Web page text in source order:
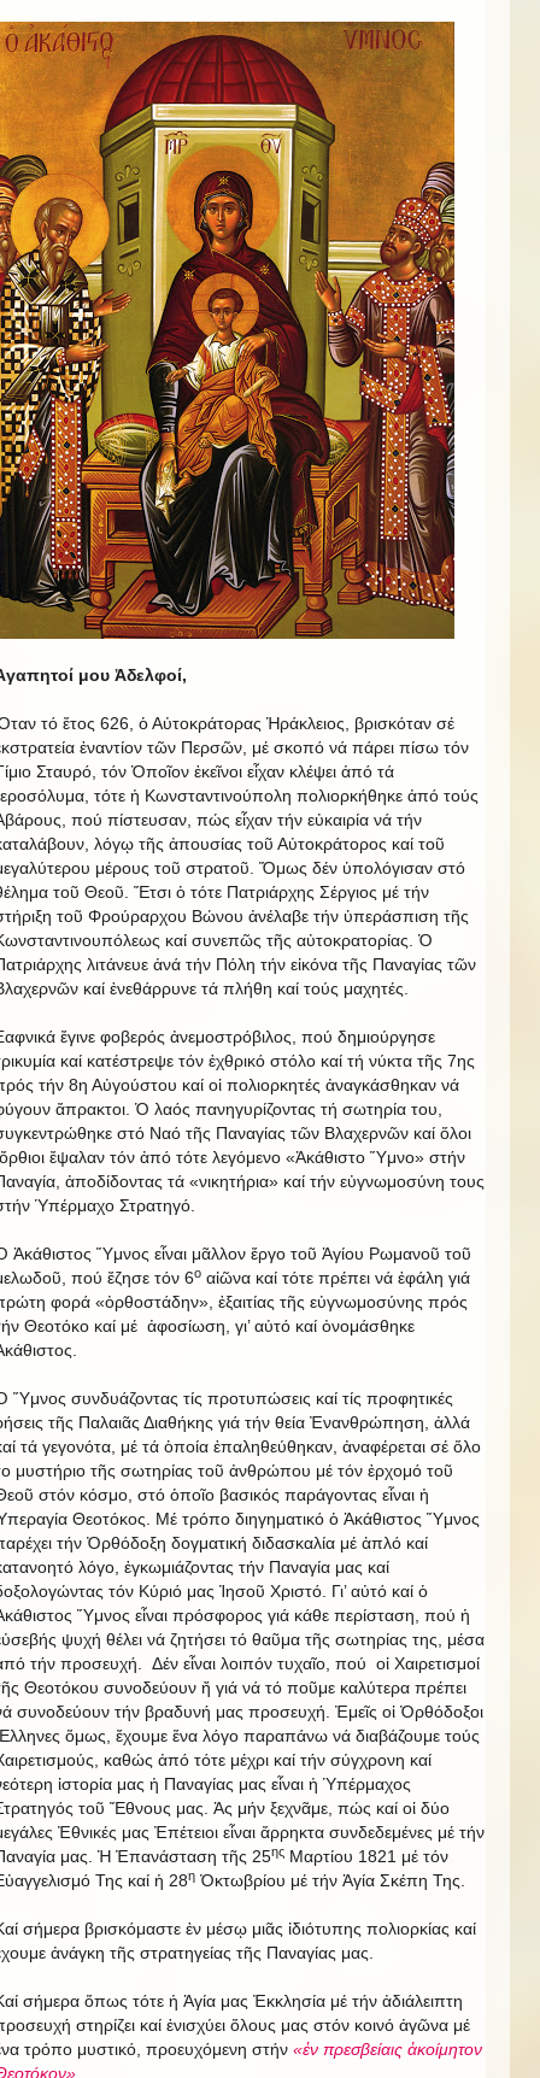
μου Ἀδελφοί,
τό ἔτος 626, ὁ Αὐτοκράτορας Ἡράκλειος, βρισκόταν σέ
ἐναντίον τῶν Περσῶν, μέ σκοπό νά πάρει πίσω τόν
Σταυρό, τόν Ὁποῖον ἐκεῖνοι εἶχαν κλέψει ἀπό τά
τότε ἡ Κωνσταντινούπολη πολιορκήθηκε ἀπό τούς
πού πίστευσαν, πώς εἶχαν τήν εὐκαιρία νά τήν
λόγῳ τῆς ἀπουσίας τοῦ Αὐτοκράτορος καί τοῦ
μέρους τοῦ στρατοῦ. Ὅμως δέν ὑπολόγισαν στό
τοῦ Θεοῦ. Ἔτσι ὁ τότε Πατριάρχης Σέργιος μέ τήν
τοῦ Φρούραρχου Βώνου ἀνέλαβε τήν ὑπεράσπιση τῆς
καί συνεπῶς τῆς αὐτοκρατορίας. Ὁ
λιτάνευε ἀνά τήν Πόλη τήν εἰκόνα τῆς Παναγίας τῶν
καί ἐνεθάρρυνε τά πλήθη καί τούς μαχητές.
ἔγινε φοβερός ἀνεμοστρόβιλος, πού δημιούργησε
καί κατέστρεψε τόν ἐχθρικό στόλο καί τή νύκτα τῆς 7ης
τήν 8η Αὐγούστου καί οἱ πολιορκητές ἀναγκάσθηκαν νά
ἄπρακτοι. Ὁ λαός πανηγυρίζοντας τή σωτηρία του,
στό Ναό τῆς Παναγίας τῶν Βλαχερνῶν καί ὅλοι
ἔψαλαν τόν ἀπό τότε λεγόμενο «Ἀκάθιστο Ὕμνο» στήν
ἀποδίδοντας τά «νικητήρια» καί τήν εὐγνωμοσύνη τους
Ὑπέρμαχο Στρατηγό.
Ἀκάθιστος Ὕμνος εἶναι μᾶλλον ἔργο τοῦ Ἁγίου Ρωμανοῦ τοῦ
πού ἔζησε τόν 6ο αἰῶνα καί τότε πρέπει νά ἐφάλη γιά
φορά «ὀρθοστάδην», ἐξαιτίας τῆς εὐγνωμοσύνης πρός
Θεοτόκο καί μέ ἀφοσίωση, γι’ αὐτό καί ὀνομάσθηκε
Ὕμνος συνδυάζοντας τίς προτυπώσεις καί τίς προφητικές
τῆς Παλαιᾶς Διαθήκης γιά τήν θεία Ἐνανθρώπηση, ἀλλά
τά γεγονότα, μέ τά ὁποία ἐπαληθεύθηκαν, ἀναφέρεται σέ ὅλο
μυστήριο τῆς σωτηρίας τοῦ ἀνθρώπου μέ τόν ἐρχομό τοῦ
στόν κόσμο, στό ὁποῖο βασικός παράγοντας εἶναι ἡ
Θεοτόκος. Μέ τρόπο διηγηματικό ὁ Ἀκάθιστος Ὕμνος
τήν Ὀρθόδοξη δογματική διδασκαλία μέ ἁπλό καί
λόγο, ἐγκωμιάζοντας τήν Παναγία μας καί
τόν Κύριό μας Ἰησοῦ Χριστό. Γι’ αὐτό καί ὁ
Ὕμνος εἶναι πρόσφορος γιά κάθε περίσταση, πού ἡ
ψυχή θέλει νά ζητήσει τό θαῦμα τῆς σωτηρίας της, μέσα
τήν προσευχή. Δέν εἶναι λοιπόν τυχαῖο, πού οἱ Χαιρετισμοί
Θεοτόκου συνοδεύουν ἤ γιά νά τό ποῦμε καλύτερα πρέπει
συνοδεύουν τήν βραδυνή μας προσευχή. Ἐμεῖς οἱ Ὀρθόδοξοι
ὅμως, ἔχουμε ἕνα λόγο παραπάνω νά διαβάζουμε τούς
καθώς ἀπό τότε μέχρι καί τήν σύγχρονη καί
ἱστορία μας ἡ Παναγίας μας εἶναι ἡ Ὑπέρμαχος
τοῦ Ἔθνους μας. Ἀς μήν ξεχνᾶμε, πώς καί οἱ δύο
Ἐθνικές μας Ἐπέτειοι εἶναι ἄρρηκτα συνδεδεμένες μέ τήν
μας. Ἡ Ἐπανάσταση τῆς 25ης Μαρτίου 1821 μέ τόν
Της καί ἡ 28η Ὀκτωβρίου μέ τήν Ἁγία Σκέπη Της.
σήμερα βρισκόμαστε ἐν μέσῳ μιᾶς ἰδιότυπης πολιορκίας καί
ἀνάγκη τῆς στρατηγείας τῆς Παναγίας μας.
σήμερα ὅπως τότε ἡ Ἁγία μας Ἐκκλησία μέ τήν ἀδιάλειπτη
στηρίζει καί ἐνισχύει ὅλους μας στόν κοινό ἀγῶνα μέ
τρόπο μυστικό, προευχόμενη στήν «ἐν πρεσβείαις ἀκοίμητον